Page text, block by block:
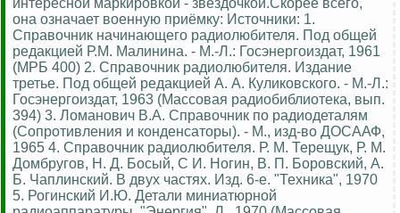
она означает военную приёмку: Источники: 1.
Справочник начинающего радиолюбителя. Под общей
редакцией Р.М. Малинина. - М.-Л.: Госэнергоиздат, 1961
(МРБ 400) 2. Справочник радиолюбителя. Издание
третье. Под общей редакцией А. А. Куликовского. - М.-Л.:
Госэнергоиздат, 1963 (Массовая радиобиблиотека, вып.
394) 3. Ломанович В.А. Справочник по радиодеталям
(Сопротивления и конденсаторы). - М., изд-во ДОСААФ,
1965 4. Справочник радиолюбителя. Р. М. Терещук, Р. М.
Домбругов, Н. Д. Босый, С И. Ногин, В. П. Боровский, А.
Б. Чаплинский. В двух частях. Изд. 6-е. "Техника", 1970
5. Рогинский И.Ю. Детали миниатюрной